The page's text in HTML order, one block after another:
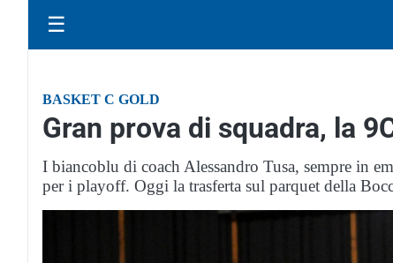
☰
BASKET C GOLD
Gran prova di squadra, la
I biancoblu di coach Alessandro Tusa, sempre in
per i playoff. Oggi la trasferta sul parquet della